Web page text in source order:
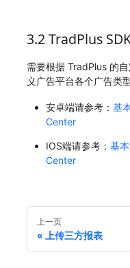
3.2 TradPlus
需要根据 TradPlus 的
义广告平台各个广告类
安卓端请参考： 基
Center
IOS端请参考： 基
Center
上一页
上传三方报表